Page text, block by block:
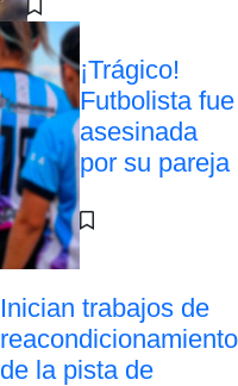
¡Trágico!
Futbolista fue
asesinada
por su pareja
Inician trabajos de
reacondicionamiento
de la pista de